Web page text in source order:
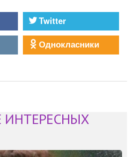
Twitter
Однокласники